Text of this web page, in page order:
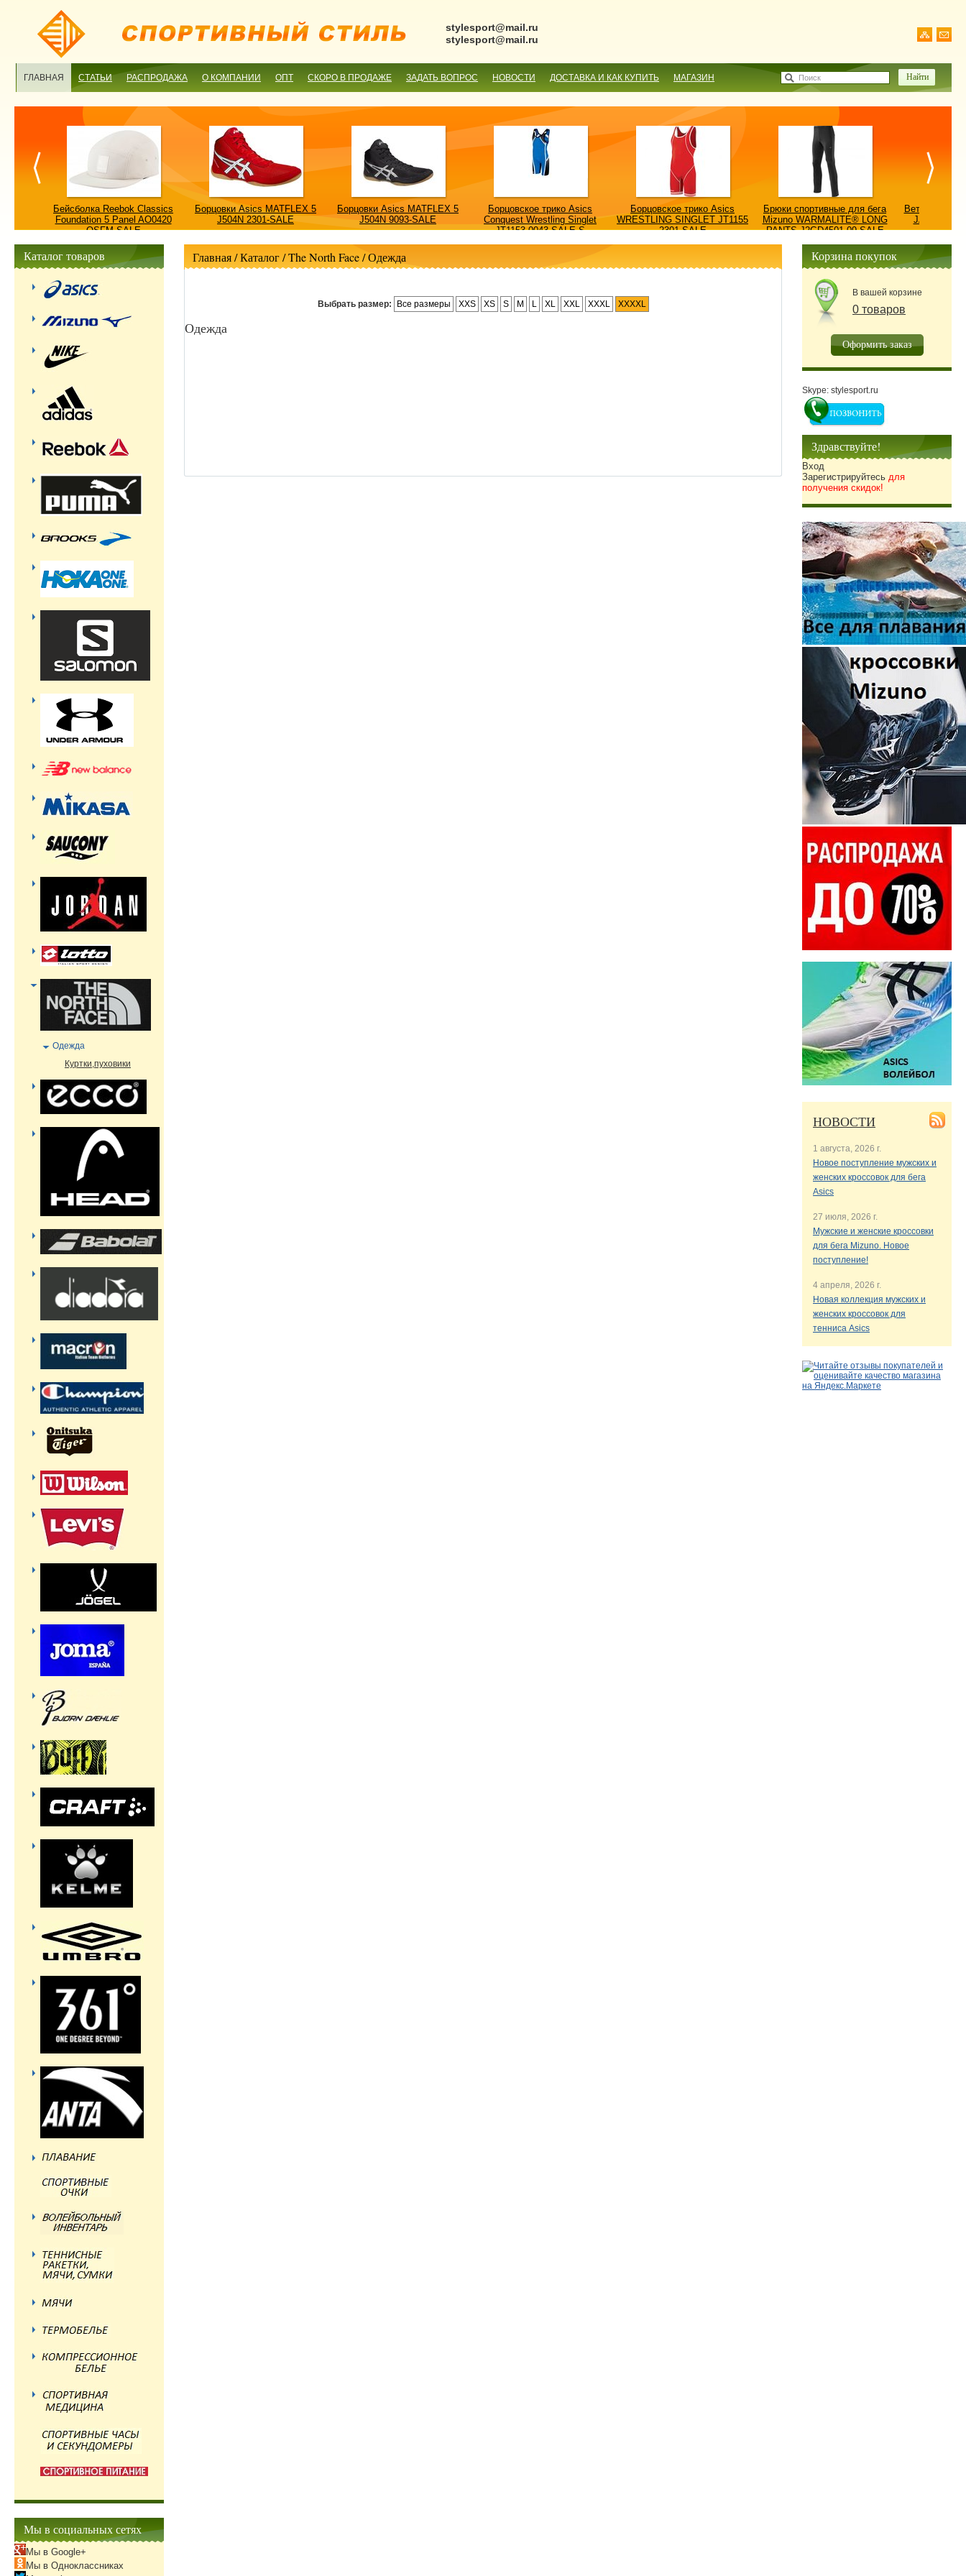
stylesport@mail.ru
stylesport@mail.ru
ГЛАВНАЯ СТАТЬИ РАСПРОДАЖА О КОМПАНИИ ОПТ СКОРО В ПРОДАЖЕ ЗАДАТЬ ВОПРОС НОВОСТИ ДОСТАВКА И КАК КУПИТЬ МАГАЗИН Поиск
Бейсболка Reebok Classics
Foundation 5 Panel AO0420
OSFM-SALE
Борцовки Asics MATFLEX 5
J504N 2301-SALE
Борцовки Asics MATFLEX 5
J504N 9093-SALE
Борцовское трико Asics
Conquest Wrestling Singlet
JT1153 0043-SALE-S
Борцовское трико Asics
WRESTLING SINGLET JT1155
2301-SALE
Брюки спортивные для бега
Mizuno WARMALITE® LONG
PANTS J2GD4501-09-SALE
Ветровка
JACKET/
Главная/ Каталог /The North Face/Одежда
Выбрать размер: Все размеры XXS XS S M L XL XXL XXXL XXXXL
Одежда
Каталог товаров
Одежда
Куртки,пуховики
Мы в социальных сетях
Мы в Google+
Мы в Одноклассниках
Корзина покупок
В вашей корзине
0 товаров
Оформить заказ
Skype: stylesport.ru
Здравствуйте!
Вход
Зарегистрируйтесь для
получения скидок!
НОВОСТИ
1 августа, 2026 г.
Новое поступление мужских и
женских кроссовок для бега
Asics
27 июля, 2026 г.
Мужские и женские кроссовки
для бега Mizuno. Новое
поступление!
4 апреля, 2026 г.
Новая коллекция мужских и
женских кроссовок для
тенниса Asics